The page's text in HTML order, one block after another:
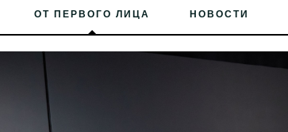
ОТ ПЕРВОГО ЛИЦА НОВОСТИ